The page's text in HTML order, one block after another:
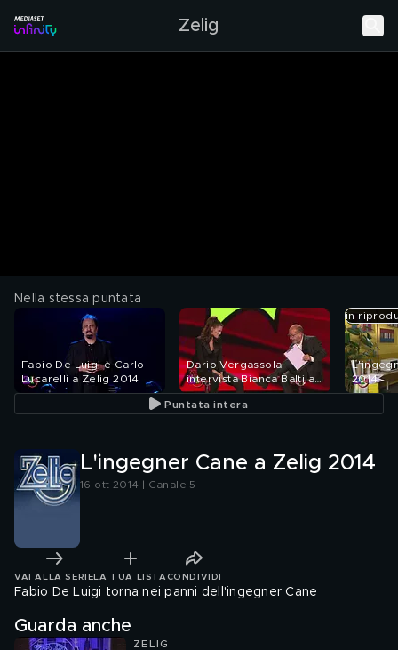
Zelig
Nella stessa puntata
Fabio De Luigi è Carlo
Lucarelli a Zelig 2014
Dario Vergassola
intervista Bianca Balti a
Zelig 2014
in
2014
Puntata intera
L'ingegner Cane a Zelig 2014
16 ott 2014 | Canale 5
VAI ALLA SERIE LA TUA LISTA CONDIVIDI
Fabio De Luigi torna nei panni dell'ingegner Cane
Guarda anche
ZELIG